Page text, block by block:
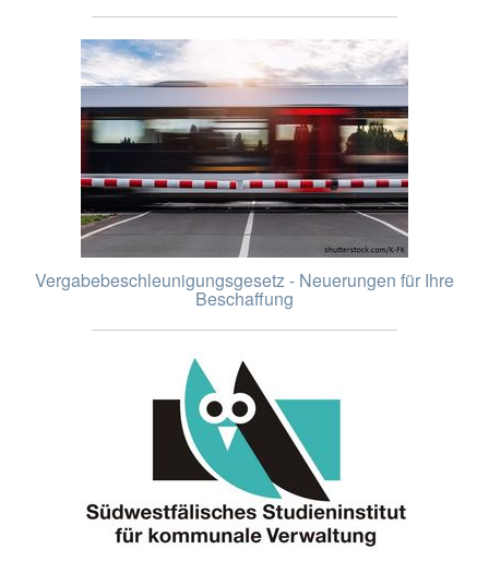
Vergabebeschleunigungsgesetz - Neuerungen für Ihre
Beschaffung